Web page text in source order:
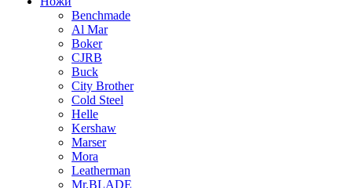
Benchmade
Al Mar
Boker
CJRB
Buck
City Brother
Cold Steel
Helle
Kershaw
Marser
Mora
Leatherman
Mr.BLADE